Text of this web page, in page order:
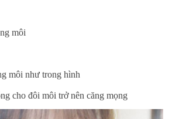
môi
môi như trong hình
cho đôi môi trở nên căng mọng